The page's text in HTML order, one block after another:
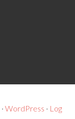
· WordPress · Log